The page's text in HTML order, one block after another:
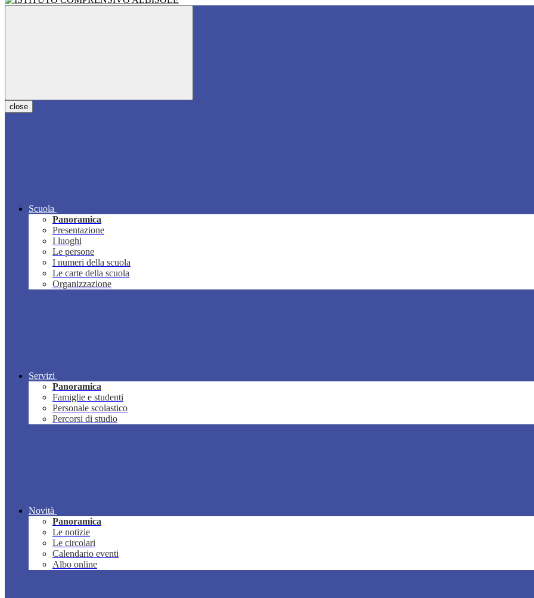
close
Scuola
Panoramica
Presentazione
I luoghi
Le persone
I numeri della scuola
Le carte della scuola
Organizzazione
Servizi
Panoramica
Famiglie e studenti
Personale scolastico
Percorsi di studio
Novità
Panoramica
Le notizie
Le circolari
Calendario eventi
Albo online